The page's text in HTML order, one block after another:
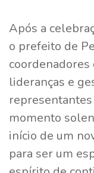
Após a
o prefeito de
coordenadores
lideranças e
momento
início de um
para ser um